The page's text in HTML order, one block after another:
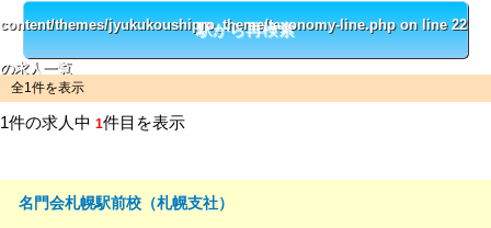
content/themes/jyukukoushipro_theme/taxonomy-line.phpon line 22
の求人一覧
駅から再検索
全1件を表示
1件の求人中 1件目を表示
名門会札幌駅前校（札幌支社）